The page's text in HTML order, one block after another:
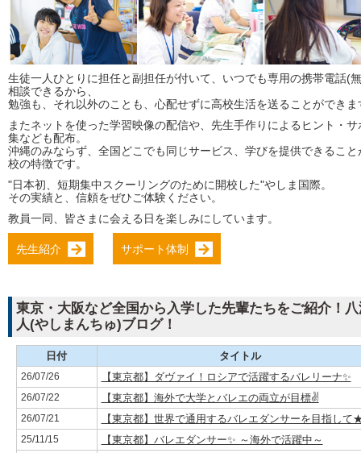
生徒一人ひとりに担任と副担任が付いて、いつでも専用の携帯電話(
相談できるから、
勉強も、それ以外のことも、心配せずに高校生活を送ることができま
またネットを使った学習映像の配信や、先生手作りによるヒント・サ
集なども配布。
沖縄のみならず、全国どこでも同じサービス、学びを提供できること
校の特徴です。
"日本初、短期集中スクーリングのために開校した"やしま国際。
その実績と、信頼をぜひご体験ください。
教員一同、皆さまに会える日を楽しみにしています。
先生紹介 サポート体制
東京・大阪など全国から入学した先輩たちをご紹介！
人(やしまんちゅ)ブログ！
日付 タイトル
26/07/26 【東京都】ダヴァイ！ロシアで活躍するバレリーナ✨
26/07/22 【東京都】海外で大学とバレエの両立が目標✌
26/07/21 【東京都】世界で通用するバレエダンサーを目指して
25/11/15 【東京都】バレエダンサー✨ ～海外で活躍中～